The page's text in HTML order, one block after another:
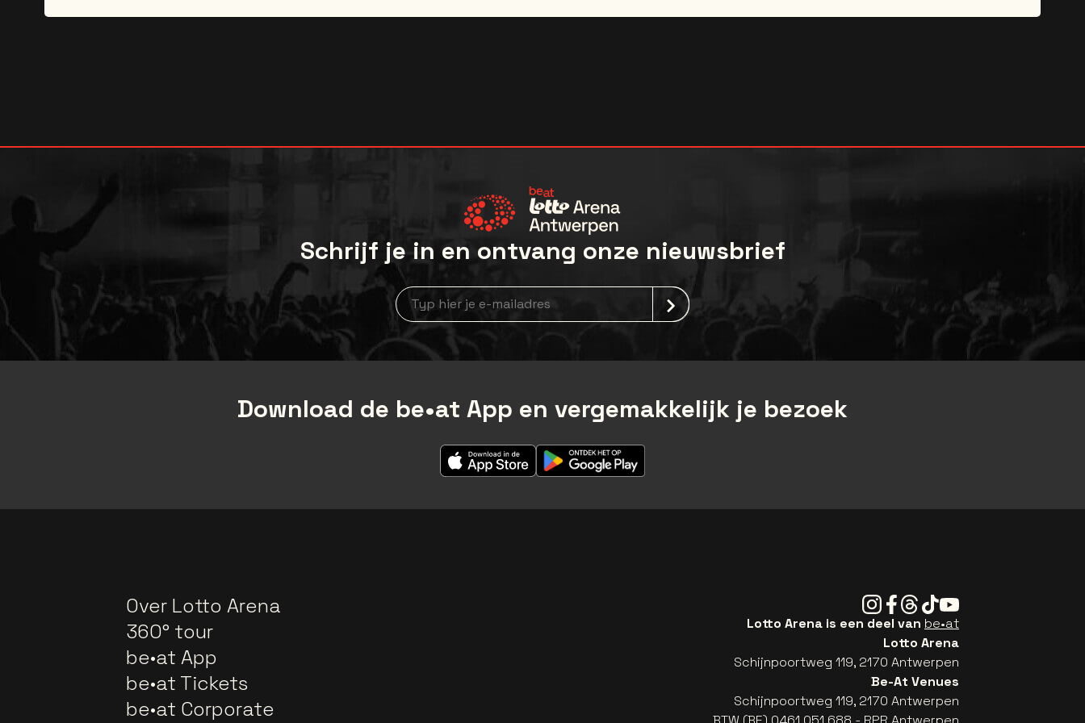
Detailed information regarding your package will be sent to you 3-5 days ahead of the first show date.
Schrijf je in en ontvang onze nieuwsbrief
Nieuwsbrief aanmelding
Download de be•at App en vergemakkelijk je bezoek
Over Lotto Arena
360° tour
be•at App
be•at Tickets
be•at Corporate
Instagram
Facebook
Threads
TiktokYoutube
Lotto Arena is een deel van be•at
Lotto Arena
Schijnpoortweg 119, 2170 Antwerpen
Be-At Venues
Schijnpoortweg 119, 2170 Antwerpen